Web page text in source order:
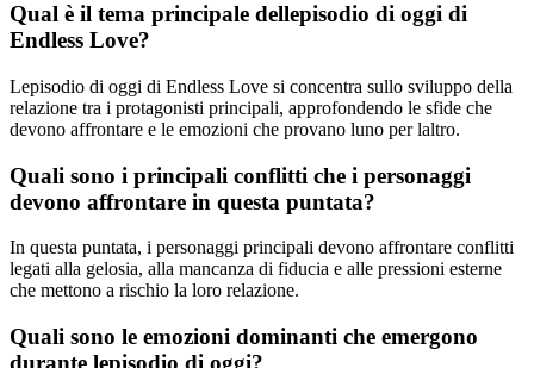
Qual è il tema principale dellepisodio di oggi di
Endless Love?
Lepisodio di oggi di Endless Love si concentra sullo sviluppo della
relazione tra i protagonisti principali, approfondendo le sfide che
devono affrontare e le emozioni che provano luno per laltro.
Quali sono i principali conflitti che i personaggi
devono affrontare in questa puntata?
In questa puntata, i personaggi principali devono affrontare conflitti
legati alla gelosia, alla mancanza di fiducia e alle pressioni esterne
che mettono a rischio la loro relazione.
Quali sono le emozioni dominanti che emergono
durante lepisodio di oggi?